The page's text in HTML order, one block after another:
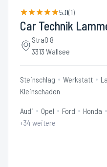
5.0(1)
Car Technik
Straß 8
3313 Wallsee
Steinschlag Werkstatt
Kleinschaden
Audi Opel Ford Honda
+34 weitere